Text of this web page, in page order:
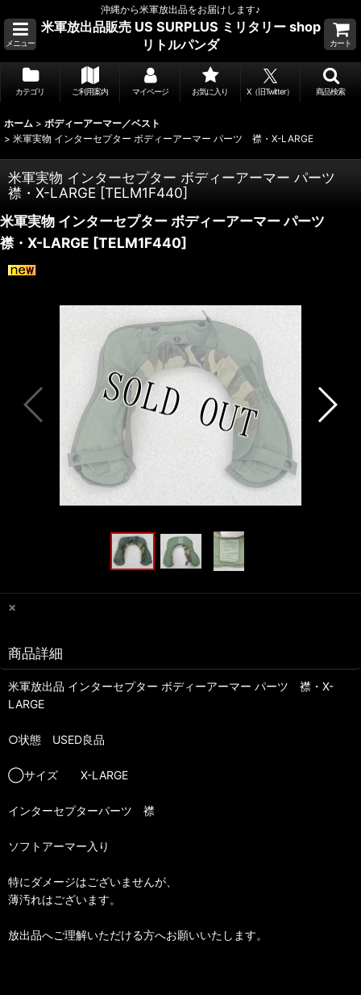
沖縄から米軍放出品をお届けします♪
メニュー
米軍放出品販売 US SURPLUS ミリタリー shop
リトルパンダ
カート
カテゴリ ご利用案内 マイページ お気に入り X（旧Twitter） 商品検索
ホーム > ボディーアーマー／ベスト
> 米軍実物 インターセプター ボディーアーマー パーツ 襟・X-LARGE
米軍実物 インターセプター ボディーアーマー パーツ
襟・X-LARGE [TELM1F440]
米軍実物 インターセプター ボディーアーマー パーツ
襟・X-LARGE [TELM1F440]
×
商品詳細
米軍放出品 インターセプター ボディーアーマー パーツ 襟・X-
LARGE
○状態 USED良品
◯サイズ X-LARGE
インターセプターパーツ 襟
ソフトアーマー入り
特にダメージはございませんが、
薄汚れはございます。
放出品へご理解いただける方へお願いいたします。